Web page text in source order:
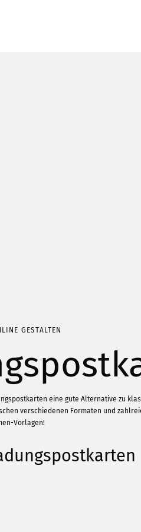
GESTALTEN
eine gute Alternative zu
verschiedenen Formaten und
Vorlagen!